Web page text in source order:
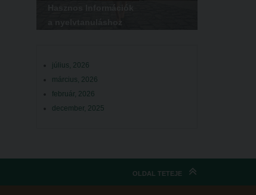
július, 2026
március, 2026
február, 2026
december, 2025
OLDAL TETEJE